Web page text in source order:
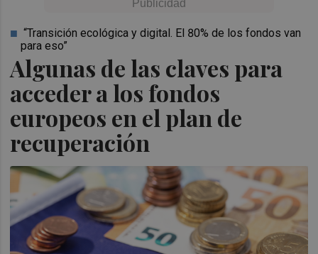
Algunas de las claves para
acceder a los fondos
europeos en el plan de
recuperación
“Transición ecológica y digital. El 80% de los fondos van
para eso”